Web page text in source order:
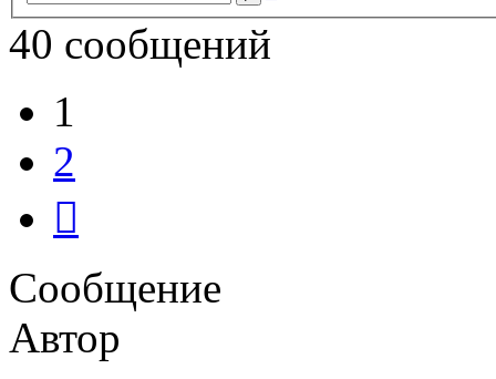
40 сообщений
1
2
Сообщение
Автор